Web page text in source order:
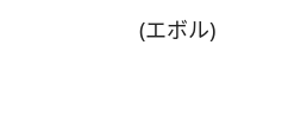
(エボル)